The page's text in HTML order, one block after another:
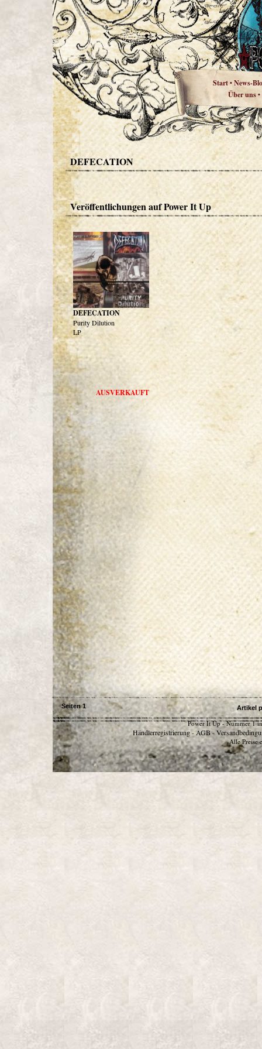
Start•News-
Über uns•
DEFECATION
Veröffentlichungen auf Power It Up
DEFECATION
Purity Dilution
LP
AUSVERKAUFT
Seiten 1 Artikel
Power It Up - Nummer 1
Händlerregistrierung - AGB -
Alle Preise